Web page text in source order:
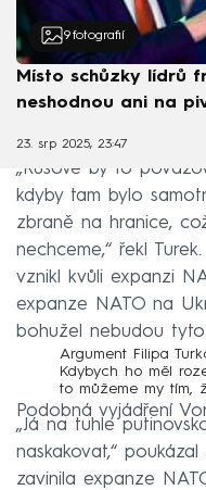
9 fotografií
Místo schůzky lídrů
neshodnou ani na
23. srp 2025, 23:47
„Rusové by to
kdyby tam bylo
zbraně na hranice,
nechceme,“ řekl
vznikl kvůli expanzi
expanze NATO na
bohužel nebudou
Argument Filipa
Kdybych ho měl
to můžeme my tím,
Podobná vyjádření
„Já na tuhle
naskakovat,“
zavinila expanze